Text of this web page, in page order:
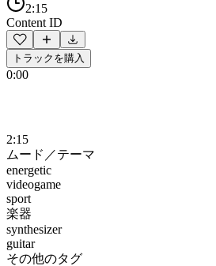
2:15
Content ID
トラックを購入
0:00
2:15
ムード／テーマ
energetic
videogame
sport
楽器
synthesizer
guitar
その他のタグ